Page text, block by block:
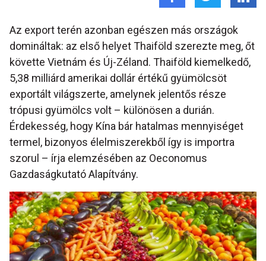
Az export terén azonban egészen más országok
domináltak: az első helyet Thaiföld szerezte meg, őt
követte Vietnám és Új-Zéland. Thaiföld kiemelkedő,
5,38 milliárd amerikai dollár értékű gyümölcsöt
exportált világszerte, amelynek jelentős része
trópusi gyümölcs volt – különösen a durián.
Érdekesség, hogy Kína bár hatalmas mennyiséget
termel, bizonyos élelmiszerekből így is importra
szorul – írja elemzésében az Oeconomus
Gazdaságkutató Alapítvány.